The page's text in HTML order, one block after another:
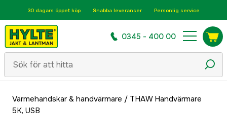
30 dagars öppet köp Snabba leveranser Personlig service
0345 - 400 00
Värmehandskar & handvärmare / THAW Handvärmare
5K, USB